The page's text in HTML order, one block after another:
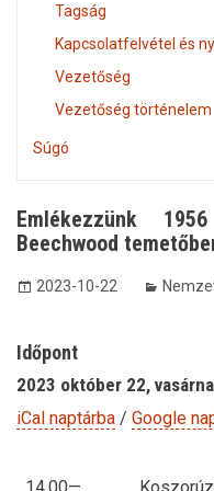
Tagság
Kapcsolatfelvétel és
Vezetőség
Vezetőség történelem
Súgó
Emlékezzünk
Beechwood
2023-10-22
Időpont
2023 október 22,
iCal naptárba / Google